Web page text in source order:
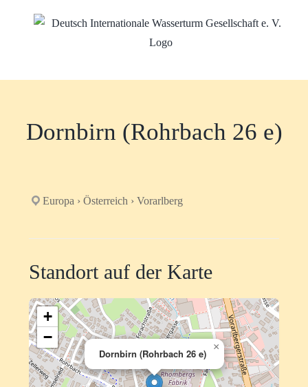
Dornbirn (Rohrbach 26 e)
Europa › Österreich › Vorarlberg
Standort auf der Karte
Dornbirn (Rohrbach 26 e)
×
+
−